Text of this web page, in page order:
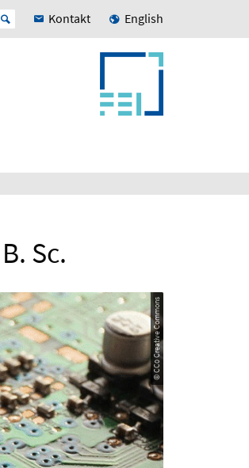
Kontakt English
Sc.
© CC0 Creative Commons